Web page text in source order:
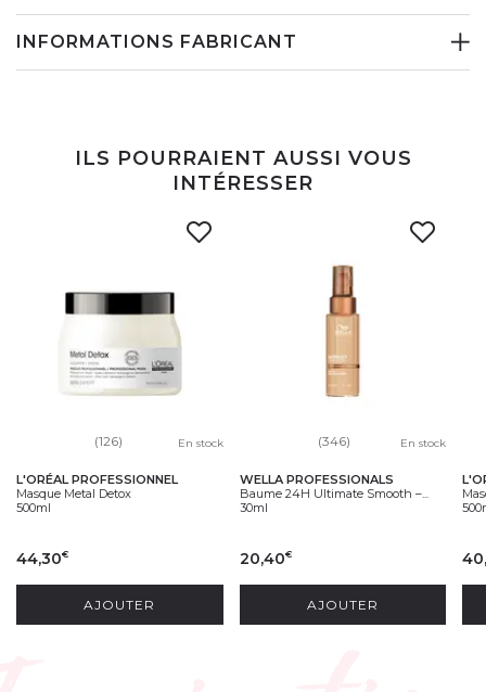
INFORMATIONS FABRICANT
ILS POURRAIENT AUSSI VOUS
INTÉRESSER
(126) En stock
L'ORÉAL PROFESSIONNEL
Masque Metal Detox
500ml
44,30€
AJOUTER
(346) En stock
WELLA PROFESSIONALS
Baume 24H Ultimate Smooth –...
30ml
20,40€
AJOUTER